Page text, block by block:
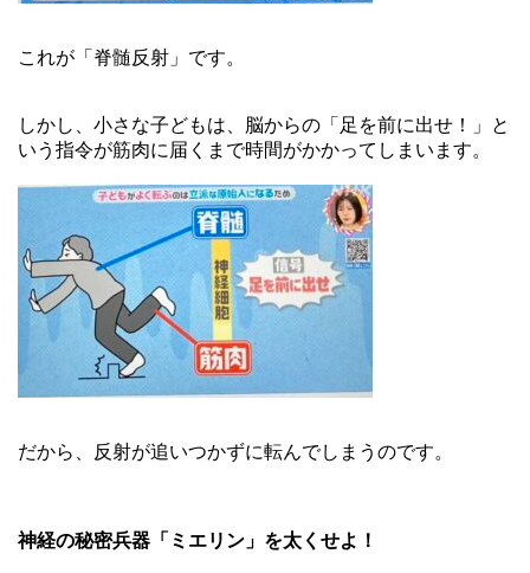
これが「脊髄反射」です。
しかし、小さな子どもは、脳からの「足を前に出せ！」と
いう指令が筋肉に届くまで時間がかかってしまいます。
だから、反射が追いつかずに転んでしまうのです。
神経の秘密兵器「ミエリン」を太くせよ！